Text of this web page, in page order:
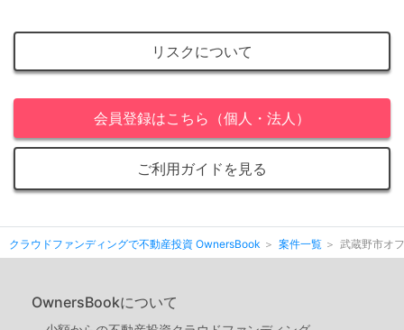
リスクについて
会員登録はこちら（個人・法人）
ご利用ガイドを見る
クラウドファンディングで不動産投資 OwnersBook 案件一覧 武蔵野市オ
OwnersBookについて